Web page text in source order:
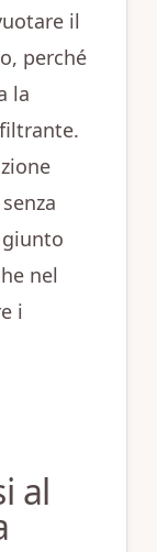
il
perché
la
nel
i
al